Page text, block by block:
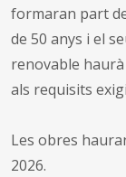
formaran part
de 50 anys i el
renovable
als requisits
Les obres
2026.